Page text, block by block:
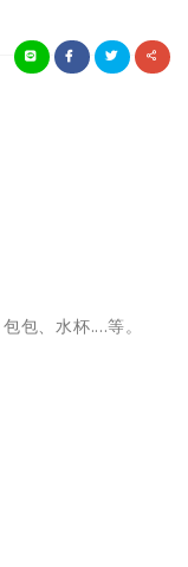
包、水杯....等。